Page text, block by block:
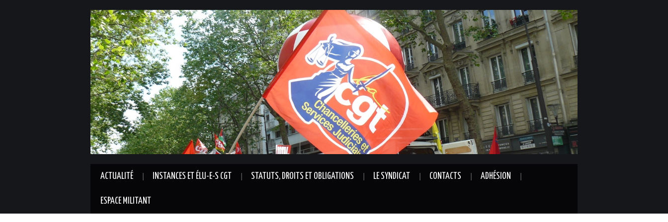
ACTUALITÉ INSTANCES ET ÉLU-E-S CGT STATUTS, DROITS ET OBLIGATIONS LE SYNDICAT CONTACTS ADHÉSION
ESPACE MILITANT